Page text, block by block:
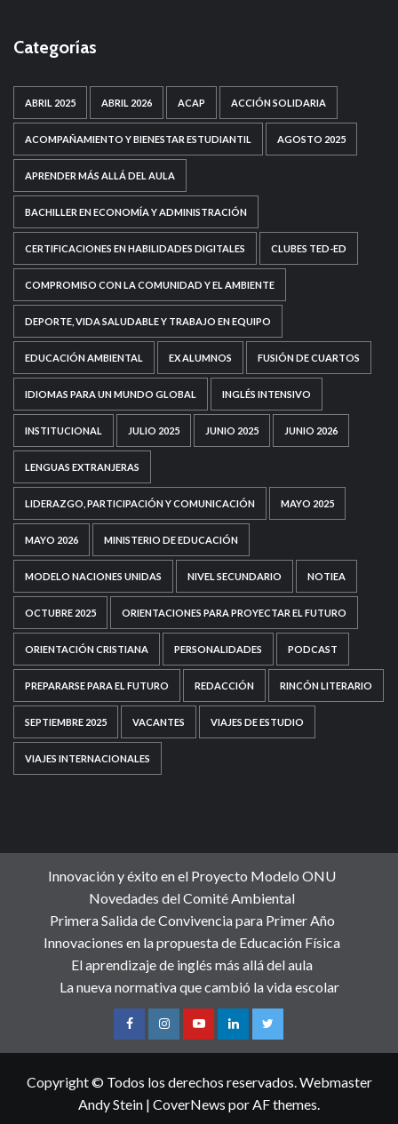
Categorías
ABRIL 2025 ABRIL 2026 ACAP ACCIÓN SOLIDARIA
ACOMPAÑAMIENTO Y BIENESTAR ESTUDIANTIL AGOSTO 2025
APRENDER MÁS ALLÁ DEL AULA
BACHILLER EN ECONOMÍA Y ADMINISTRACIÓN
CERTIFICACIONES EN HABILIDADES DIGITALES CLUBES TED-ED
COMPROMISO CON LA COMUNIDAD Y EL AMBIENTE
DEPORTE, VIDA SALUDABLE Y TRABAJO EN EQUIPO
EDUCACIÓN AMBIENTAL EX ALUMNOS FUSIÓN DE CUARTOS
IDIOMAS PARA UN MUNDO GLOBAL INGLÉS INTENSIVO
INSTITUCIONAL JULIO 2025 JUNIO 2025 JUNIO 2026
LENGUAS EXTRANJERAS
LIDERAZGO, PARTICIPACIÓN Y COMUNICACIÓN MAYO 2025
MAYO 2026 MINISTERIO DE EDUCACIÓN
MODELO NACIONES UNIDAS NIVEL SECUNDARIO NOTIEA
OCTUBRE 2025 ORIENTACIONES PARA PROYECTAR EL FUTURO
ORIENTACIÓN CRISTIANA PERSONALIDADES PODCAST
PREPARARSE PARA EL FUTURO REDACCIÓN RINCÓN LITERARIO
SEPTIEMBRE 2025 VACANTES VIAJES DE ESTUDIO
VIAJES INTERNACIONALES
Innovación y éxito en el Proyecto Modelo ONU
Novedades del Comité Ambiental
Primera Salida de Convivencia para Primer Año
Innovaciones en la propuesta de Educación Física
El aprendizaje de inglés más allá del aula
La nueva normativa que cambió la vida escolar
Copyright © Todos los derechos reservados. Webmaster
Andy Stein | CoverNews por AF themes.